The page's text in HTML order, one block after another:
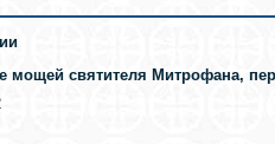
мощей святителя Митрофана,